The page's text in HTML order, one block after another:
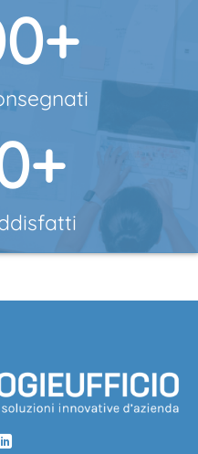
+
+